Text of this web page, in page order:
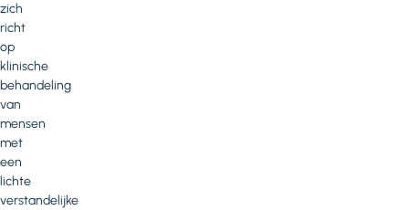
zich
richt
op
klinische
behandeling
van
mensen
met
een
lichte
verstandelijke